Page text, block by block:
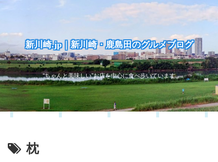
新川崎.jp｜新川崎・鹿島田のグルメブログ
“ちゃんと美味しい”お店を中心に食べ歩いています
枕